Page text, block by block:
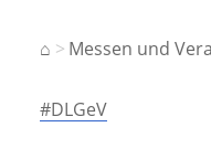
⌂ Messen und
#DLGeV